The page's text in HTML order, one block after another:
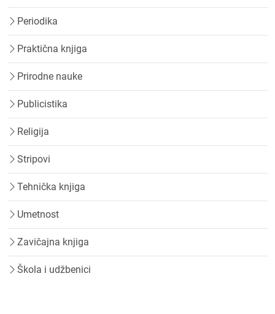
Periodika
Praktična knjiga
Prirodne nauke
Publicistika
Religija
Stripovi
Tehnička knjiga
Umetnost
Zavičajna knjiga
Škola i udžbenici